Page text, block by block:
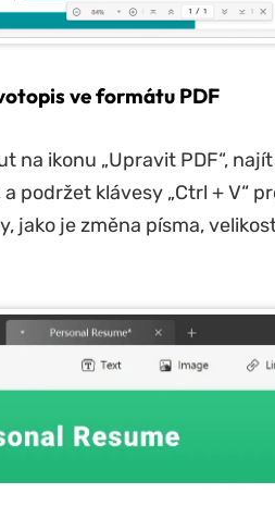
ve formátu PDF
na ikonu „Upravit PDF“,
podržet klávesy „Ctrl + V“
jako je změna písma,